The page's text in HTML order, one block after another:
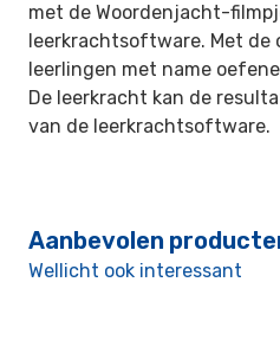
met de Woordenjacht-
leerkrachtsoftware. Met
leerlingen met name
De leerkracht kan de
van de leerkrachtsoftware.
Aanbevolen
Wellicht ook interessant